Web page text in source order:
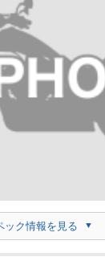
ック情報を見る